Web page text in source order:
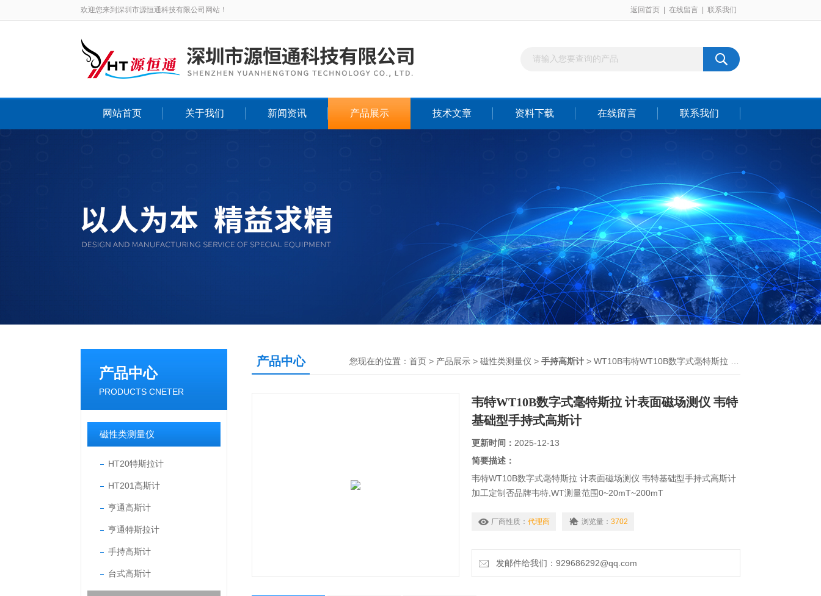
欢迎您来到深圳市源恒通科技有限公司网站！ 返回首页 在线留言 联系我们
网站首页 关于我们 新闻资讯 产品展示 技术文章 资料下载 在线留言 联系我们
产品中心
PRODUCTS CNETER
磁性类测量仪
HT20特斯拉计
HT201高斯计
亨通高斯计
亨通特斯拉计
手持高斯计
台式高斯计
产品中心 您现在的位置： 首页 > 产品展示 > 磁性类测量仪 > 手持高斯计 > WT10B韦特WT10B数字式毫特斯拉 计表面磁场测仪 韦特基础型手持式高斯计
韦特WT10B数字式毫特斯拉 计表面磁场测仪 韦特
基础型手持式高斯计
更新时间： 2025-12-13
简要描述：
韦特WT10B数字式毫特斯拉 计表面磁场测仪 韦特基础型手持式高斯计
加工定制否品牌韦特,WT测量范围0~20mT~200mT
型号WT10B，WT-10B产品型号WT10B，WT-10B
厂商性质： 代理商 浏览量： 3702
发邮件给我们：929686292@qq.com